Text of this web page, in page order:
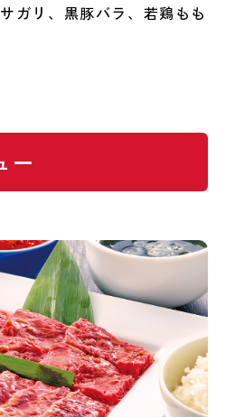
ガリ、黒豚バラ、若鶏もも
ー